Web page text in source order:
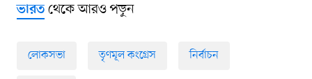
ভারতথেকে আরও পড়ুন
লোকসভা তৃণমূল কংগ্রেস নির্বাচন